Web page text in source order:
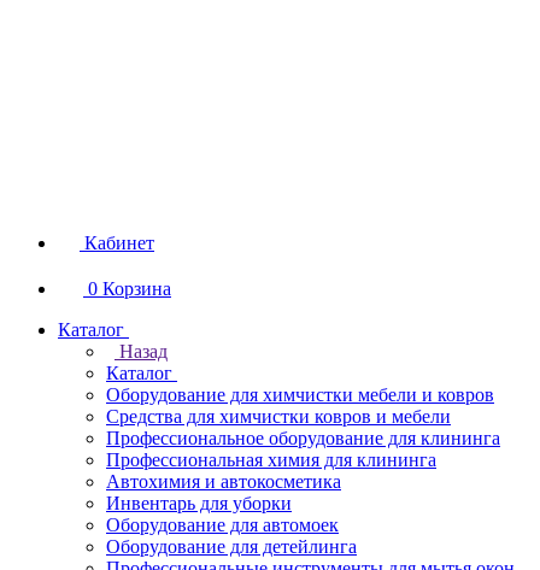
Кабинет
0 Корзина
Каталог
Назад
Каталог
Оборудование для химчистки мебели и ковров
Средства для химчистки ковров и мебели
Профессиональное оборудование для клининга
Профессиональная химия для клининга
Автохимия и автокосметика
Инвентарь для уборки
Оборудование для автомоек
Оборудование для детейлинга